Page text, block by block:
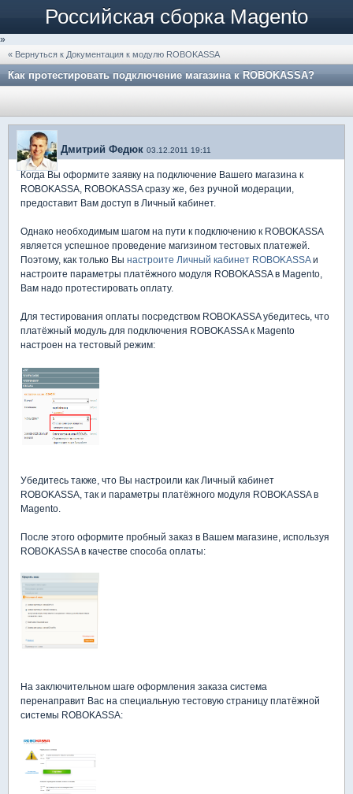
Российская сборка Magento
»
« Вернуться к Документация к модулю ROBOKASSA
Как протестировать подключение магазина к ROBOKASSA?
Дмитрий Федюк 03.12.2011 19:11
Когда Вы оформите заявку на подключение Вашего магазина к
ROBOKASSA, ROBOKASSA сразу же, без ручной модерации,
предоставит Вам доступ в Личный кабинет.
Однако необходимым шагом на пути к подключению к ROBOKASSA
является успешное проведение магизином тестовых платежей.
Поэтому, как только Вы настроите Личный кабинет ROBOKASSAи
настроите параметры платёжного модуля ROBOKASSA в Magento,
Вам надо протестировать оплату.
Для тестирования оплаты посредством ROBOKASSA убедитесь, что
платёжный модуль для подключения ROBOKASSA к Magento
настроен на тестовый режим:
Убедитесь также, что Вы настроили как Личный кабинет
ROBOKASSA, так и параметры платёжного модуля ROBOKASSA в
Magento.
После этого оформите пробный заказ в Вашем магазине, используя
ROBOKASSA в качестве способа оплаты:
На заключительном шаге оформления заказа система
перенаправит Вас на специальную тестовую страницу платёжной
системы ROBOKASSA: